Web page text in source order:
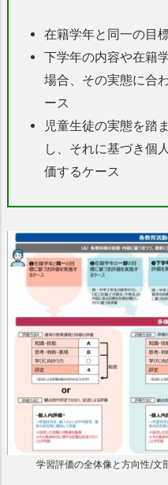
在籍学年と同一の目
下学年の内容や在籍
場合、その実態に合
ース
児童生徒の実態を踏
し、それに基づき個
価するケース
学習評価の全体像と方向性/文